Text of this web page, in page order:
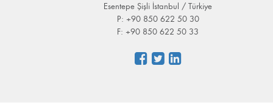
Esentepe Şişli İstanbul / Türkiye
P: +90 850 622 50 30
F: +90 850 622 50 33